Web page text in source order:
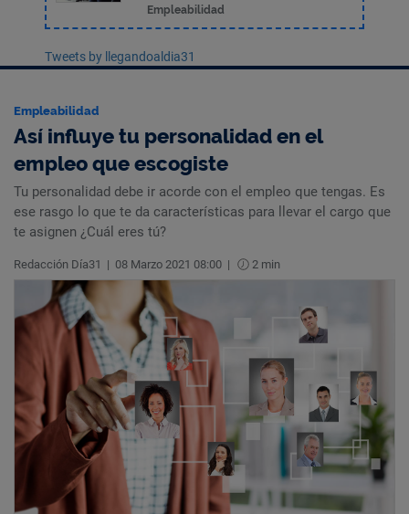
Empleabilidad
Tweets by llegandoaldia31
Empleabilidad
Así influye tu personalidad en el
empleo que escogiste
Tu personalidad debe ir acorde con el empleo que tengas. Es
ese rasgo lo que te da características para llevar el cargo que
te asignen ¿Cuál eres tú?
Redacción Día31 | 08 Marzo 2021 08:00 | 2 min